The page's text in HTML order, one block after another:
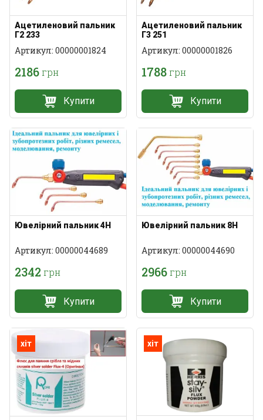
Ацетиленовий пальник
Г2 233
Артикул: 00000001824
2186грн
Купити
Ацетиленовий пальник
Г3 251
Артикул: 00000001826
1788грн
Купити
Ювелірний пальник 4Н
Артикул: 00000044689
2342 грн
Купити
Ювелірний пальник 8Н
Артикул: 00000044690
2966грн
Купити
хіт хіт